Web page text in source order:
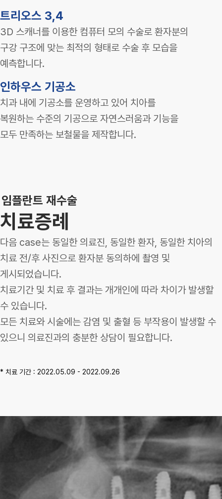
트리오스 3,4
3D 스캐너를 이용한 컴퓨터 모의 수술로 환자분의
구강 구조에 맞는 최적의 형태로 수술 후 모습을
예측합니다.
인하우스 기공소
치과 내에 기공소를 운영하고 있어 치아를
복원하는 수준의 기공으로 자연스러움과 기능을
모두 만족하는 보철물을 제작합니다.
임플란트 재수술
치료증례
다음 case는 동일한 의료진, 동일한 환자, 동일한 치아의
치료 전/후 사진으로 환자분 동의하에 촬영 및
게시되었습니다.
치료기간 및 치료 후 결과는 개개인에 따라 차이가 발생할
수 있습니다.
모든 치료와 시술에는 감염 및 출혈 등 부작용이 발생할 수
있으니 의료진과의 충분한 상담이 필요합니다.
* 치료 기간 : 2022.05.09 - 2022.09.26